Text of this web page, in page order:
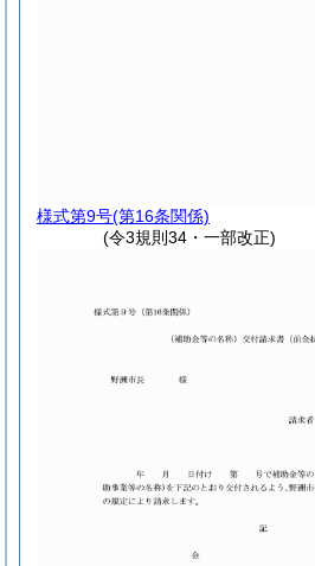
様式第9号(第16条関係)
(令3規則34・一部改正)